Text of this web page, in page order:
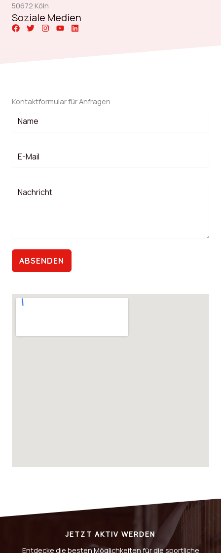
50672 Köln
Soziale Medien
Kontaktformular für Anfragen
ABSENDEN
JETZT AKTIV WERDEN
Entdecke die besten Möglichkeiten für die sportliche